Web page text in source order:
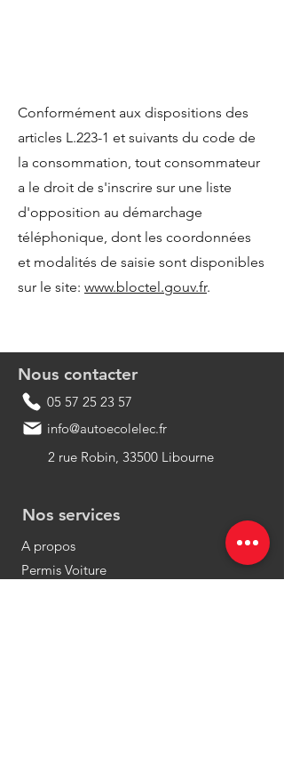
Conformément aux dispositions des
articles L.223-1 et suivants du code de
la consommation, tout consommateur
a le droit de s'inscrire sur une liste
d'opposition au démarchage
téléphonique, dont les coordonnées
et modalités de saisie sont disponibles
sur le site: www.bloctel.gouv.fr.
Nous contacter
05 57 25 23 57
info@autoecolelec.fr
2 rue Robin, 33500 Libourne
Nos services
A propos
Permis Voiture